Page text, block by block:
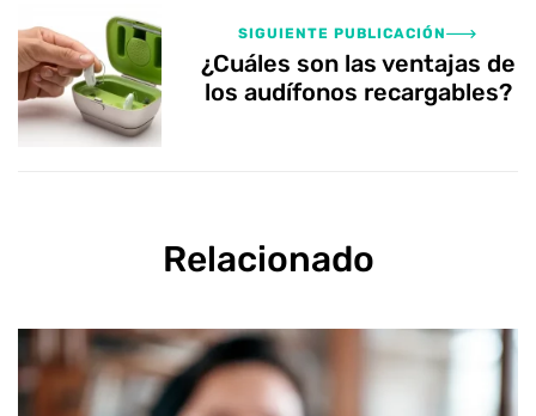
SIGUIENTE PUBLICACIÓN
¿Cuáles son las ventajas de
los audífonos recargables?
Relacionado